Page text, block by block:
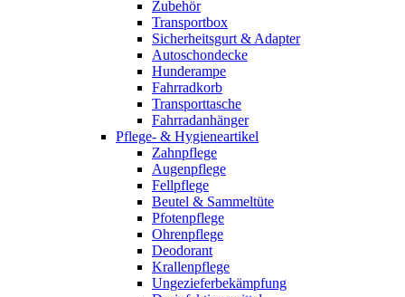
Zubehör
Transportbox
Sicherheitsgurt & Adapter
Autoschondecke
Hunderampe
Fahrradkorb
Transporttasche
Fahrradanhänger
Pflege- & Hygieneartikel
Zahnpflege
Augenpflege
Fellpflege
Beutel & Sammeltüte
Pfotenpflege
Ohrenpflege
Deodorant
Krallenpflege
Ungezieferbekämpfung